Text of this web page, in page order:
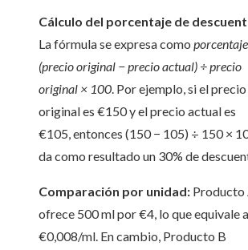
Cálculo del porcentaje de
La fórmula se expresa como
(precio original − precio actual) ÷ precio
original × 100. Por ejemplo, si el precio
original es €150 y el precio actual es
€105, entonces (150 − 105) ÷ 150 ×
da como resultado un 30% de
Comparación por unidad: Producto
ofrece 500 ml por €4, lo que equivale a
€0,008/ml. En cambio, Producto B